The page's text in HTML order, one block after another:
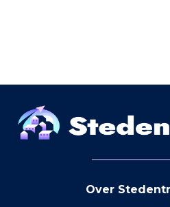
Over